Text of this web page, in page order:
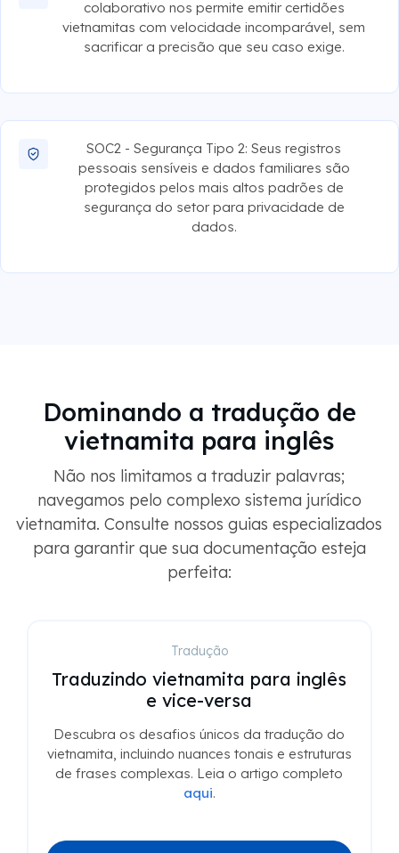
colaborativo nos permite emitir certidões
vietnamitas com velocidade incomparável, sem
sacrificar a precisão que seu caso exige.
SOC2 - Segurança Tipo 2: Seus registros
pessoais sensíveis e dados familiares são
protegidos pelos mais altos padrões de
segurança do setor para privacidade de
dados.
Dominando a tradução de
vietnamita para inglês
Não nos limitamos a traduzir palavras;
navegamos pelo complexo sistema jurídico
vietnamita. Consulte nossos guias especializados
para garantir que sua documentação esteja
perfeita:
Tradução
Traduzindo vietnamita para inglês
e vice-versa
Descubra os desafios únicos da tradução do
vietnamita, incluindo nuances tonais e estruturas
de frases complexas. Leia o artigo completo
aqui.